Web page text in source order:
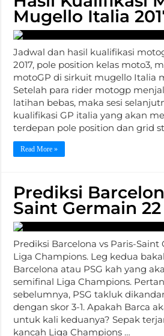
Mugello Italia
Jadwal dan hasil kualifikasi
2017, pole position kelas moto3,
motoGP di sirkuit mugello Italia
Setelah para rider motogp
latihan bebas, maka sesi
kualifikasi GP italia yang akan
terdepan pole position dan grid
Read More »
Prediksi
Saint Germain
Prediksi Barcelona vs Paris-Saint
Liga Champions. Leg kedua
Barcelona atau PSG kah yang
semifinal Liga Champions.
sebelumnya, PSG takluk
dengan skor 3-1. Apakah Barca
untuk kali keduanya? Sepak
kancah Liga Champions …